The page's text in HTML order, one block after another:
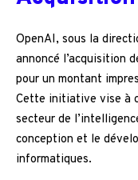
OpenAI, sous la
annoncé l’acquisition
pour un montant
Cette initiative vise à
secteur de
conception et le
informatiques.